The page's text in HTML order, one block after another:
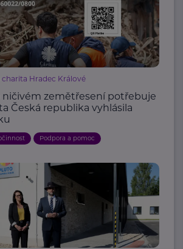
Hradec Králové
ničivém zemětřesení potřebuje
Česká republika vyhlásila
Podpora a pomoc